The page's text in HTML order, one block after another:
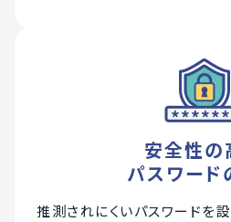
安全性の
パスワード
推測されにくいパスワードを